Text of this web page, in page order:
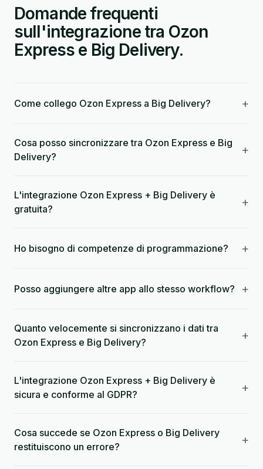
Domande frequenti
sull'integrazione tra Ozon
Express e Big Delivery.
Come collego Ozon Express a Big Delivery? +
Cosa posso sincronizzare tra Ozon Express e Big
Delivery?
+
L'integrazione Ozon Express + Big Delivery è
gratuita?
+
Ho bisogno di competenze di programmazione? +
Posso aggiungere altre app allo stesso workflow? +
Quanto velocemente si sincronizzano i dati tra
Ozon Express e Big Delivery?
+
L'integrazione Ozon Express + Big Delivery è
sicura e conforme al GDPR?
+
Cosa succede se Ozon Express o Big Delivery
restituiscono un errore?
+